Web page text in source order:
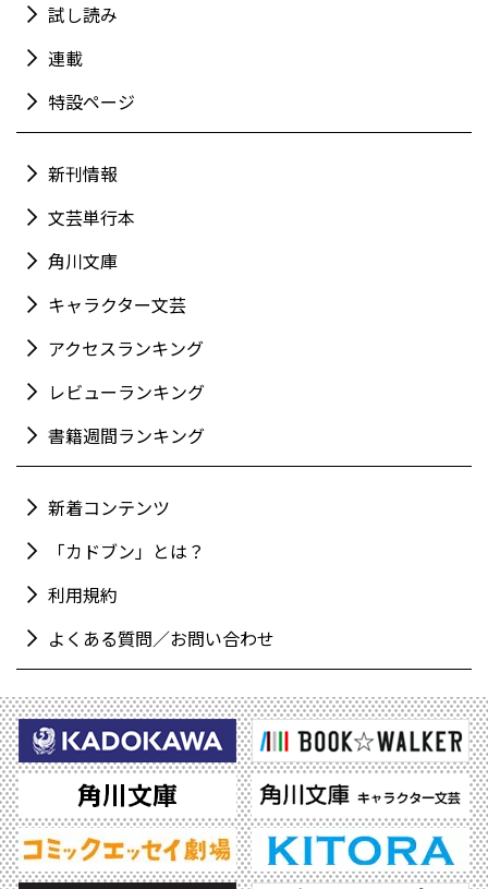
試し読み
連載
特設ページ
新刊情報
文芸単行本
角川文庫
キャラクター文芸
アクセスランキング
レビューランキング
書籍週間ランキング
新着コンテンツ
「カドブン」とは？
利用規約
よくある質問／お問い合わせ